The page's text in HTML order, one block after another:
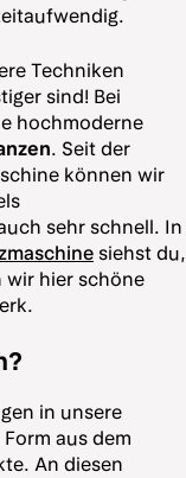
Techniken
sind! Bei
hochmoderne
. Seit der
können wir
sehr schnell. In
siehst du,
wir hier schöne
in unsere
aus dem
An diesen